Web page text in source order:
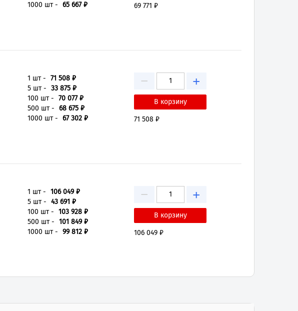
1000 шт - 65 667 ₽ 69 771 ₽
1 шт - 71 508 ₽
5 шт - 33 875 ₽
100 шт - 70 077 ₽
500 шт - 68 675 ₽
1000 шт - 67 302 ₽
− +
71 508 ₽
1 шт - 106 049 ₽
5 шт - 43 691 ₽
100 шт - 103 928 ₽
500 шт - 101 849 ₽
1000 шт - 99 812 ₽
− +
106 049 ₽